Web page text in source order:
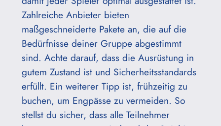
Zahlreiche Anbieter bieten
maßgeschneiderte Pakete an, die auf die
Bedürfnisse deiner Gruppe abgestimmt
sind. Achte darauf, dass die Ausrüstung in
gutem Zustand ist und Sicherheitsstandards
erfüllt. Ein weiterer Tipp ist, frühzeitig zu
buchen, um Engpässe zu vermeiden. So
stellst du sicher, dass alle Teilnehmer